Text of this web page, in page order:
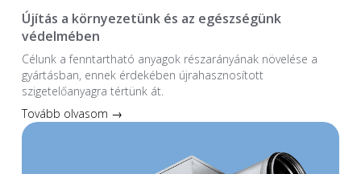
Újítás a környezetünk és az egészségünk
védelmében
Célunk a fenntartható anyagok részarányának növelése a
gyártásban, ennek érdekében újrahasznosított
szigetelőanyagra tértünk át.
Tovább olvasom →